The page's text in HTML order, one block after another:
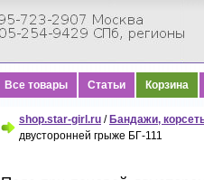
Все товары Статьи Корзина
shop.star-girl.ru / Бандажи,
двусторонней грыже БГ-111